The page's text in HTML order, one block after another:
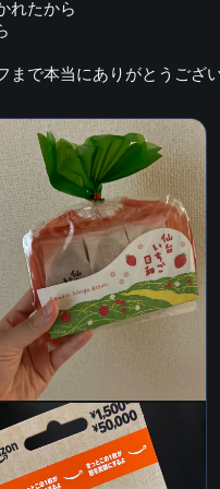
れたから
まで本当にありがとうござ